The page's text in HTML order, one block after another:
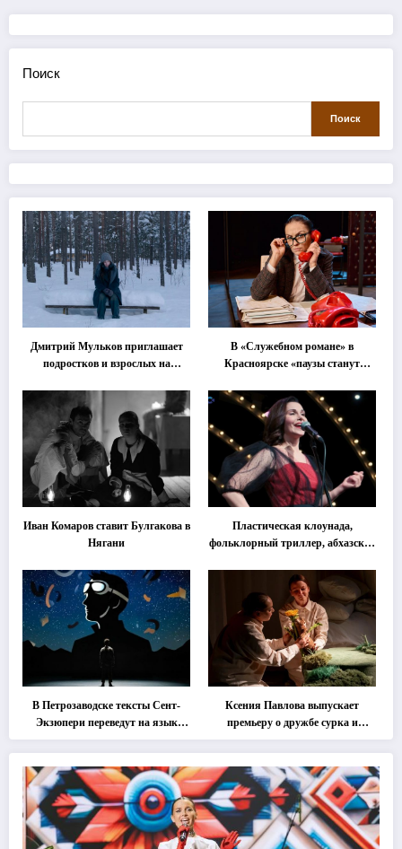
Поиск
Поиск
Дмитрий Мульков приглашает
подростков и взрослых на
В «Служебном романе» в
Красноярске «паузы станут
Иван Комаров ставит Булгакова в
Нягани
Пластическая клоунада,
фольклорный триллер, абхазская
втором этапе фестиваля
«Монокль»
В Петрозаводске тексты Сент-
Экзюпери переведут на язык
современной хореографии
Ксения Павлова выпускает
премьеру о дружбе сурка и
одуванчика